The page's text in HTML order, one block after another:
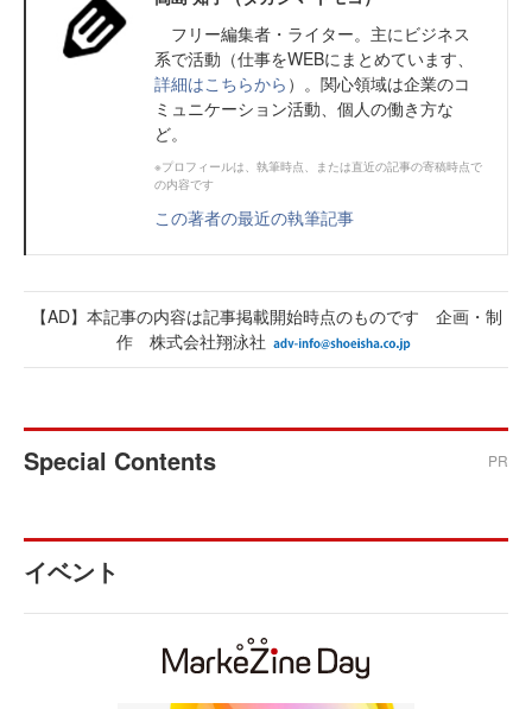
フリー編集者・ライター。主にビジネス
系で活動（仕事をWEBにまとめています、
詳細はこちらから ）。関心領域は企業のコ
ミュニケーション活動、個人の働き方な
ど。
※プロフィールは、執筆時点、または直近の記事の寄稿時点で
の内容です
この著者の最近の執筆記事
【AD】本記事の内容は記事掲載開始時点のものです 企画・制
作 株式会社翔泳社
Special Contents PR
イベント